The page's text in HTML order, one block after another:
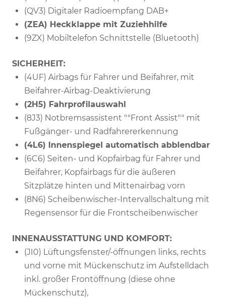
(QV3) Digitaler Radioempfang DAB+
(ZEA) Heckklappe mit Zuziehhilfe
(9ZX) Mobiltelefon Schnittstelle (Bluetooth)
SICHERHEIT:
(4UF) Airbags für Fahrer und Beifahrer, mit
Beifahrer-Airbag-Deaktivierung
(2H5) Fahrprofilauswahl
(8J3) Notbremsassistent ""Front Assist"" mit
Fußgänger- und Radfahrererkennung
(4L6) Innenspiegel automatisch abblendbar
(6C6) Seiten- und Kopfairbag für Fahrer und
Beifahrer, Kopfairbags für die äußeren
Sitzplätze hinten und Mittenairbag vorn
(8N6) Scheibenwischer-Intervallschaltung mit
Regensensor für die Frontscheibenwischer
INNENAUSSTATTUNG UND KOMFORT:
(JI0) Lüftungsfenster/-öffnungen links, rechts
und vorne mit Mückenschutz im Aufstelldach
inkl. großer Frontöffnung (diese ohne
Mückenschutz),